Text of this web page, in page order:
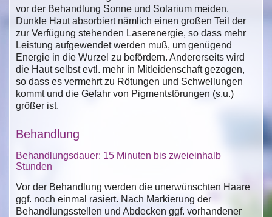
vor der Behandlung Sonne und Solarium meiden.
Dunkle Haut absorbiert nämlich einen großen Teil der
zur Verfügung stehenden Laserenergie, so dass mehr
Leistung aufgewendet werden muß, um genügend
Energie in die Wurzel zu befördern. Andererseits wird
die Haut selbst evtl. mehr in Mitleidenschaft gezogen,
so dass es vermehrt zu Rötungen und Schwellungen
kommt und die Gefahr von Pigmentstörungen (s.u.)
größer ist.
Behandlung
Behandlungsdauer: 15 Minuten bis zweieinhalb
Stunden
Vor der Behandlung werden die unerwünschten Haare
ggf. noch einmal rasiert. Nach Markierung der
Behandlungsstellen und Abdecken ggf. vorhandener